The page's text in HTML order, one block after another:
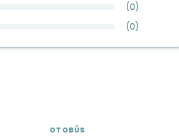
(0)
(0)
OTOBÜS